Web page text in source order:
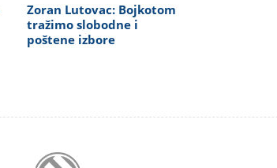
Zoran Lutovac: Bojkotom
tražimo slobodne i
poštene izbore